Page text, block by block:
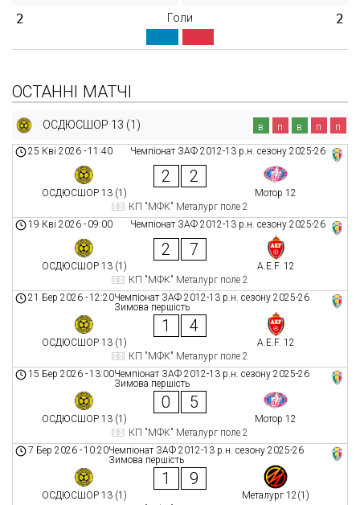
2 Голи 2
ОСТАННІ МАТЧІ
ОСДЮСШОР 13 (1) в п в п п
Чемпіонат ЗАФ 2012-13 р.н. сезону 2025-26
25 Кві 2026 -11:40
ОСДЮСШОР 13 (1)
2 2
Мотор 12
КП "МФК" Металург поле 2
Чемпіонат ЗАФ 2012-13 р.н. сезону 2025-26
19 Кві 2026 - 09:00
ОСДЮСШОР 13 (1)
2 7
A.E.F. 12
КП "МФК" Металург поле 2
Чемпіонат ЗАФ 2012-13 р.н. сезону 2025-26
Зимова першість
21 Бер 2026 -12:20
ОСДЮСШОР 13 (1)
1 4
A.E.F. 12
КП "МФК" Металург поле 2
Чемпіонат ЗАФ 2012-13 р.н. сезону 2025-26
Зимова першість
15 Бер 2026 -13:00
ОСДЮСШОР 13 (1)
0 5
Мотор 12
КП "МФК" Металург поле 2
Чемпіонат ЗАФ 2012-13 р.н. сезону 2025-26
Зимова першість
7 Бер 2026 -10:20
ОСДЮСШОР 13 (1)
1 9
Металург 12(1)